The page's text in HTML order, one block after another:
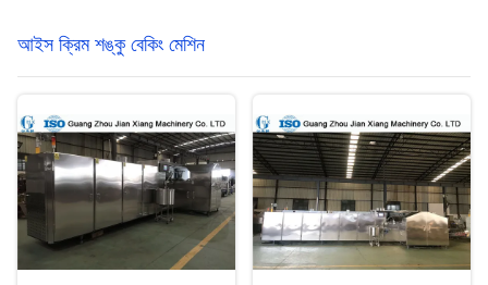
আইস ক্রিম শঙ্কু বেকিং মেশিন